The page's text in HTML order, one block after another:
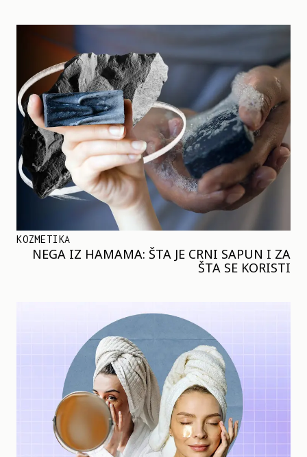
KOZMETIKA
NEGA IZ HAMAMA: ŠTA JE CRNI SAPUN I ZA
ŠTA SE KORISTI